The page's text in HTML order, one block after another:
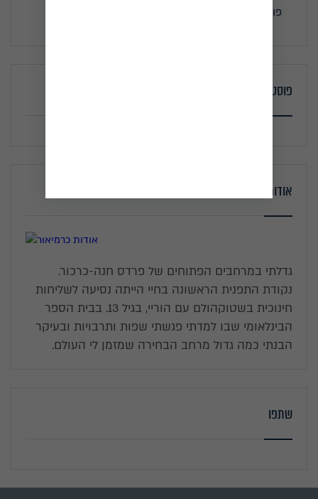
פודקאסטים
פוסטים אחרונים
אודות כרמיאור
גדלתי במרחבים הפתוחים של פרדס חנה-כרכור.
נקודת התפנית הראשונה בחיי הייתה נסיעה לשליחות
חינוכית בשטוקהולם עם הוריי, בגיל 13. בבית הספר
הבינלאומי שבו למדתי פגשתי שפות ותרבויות ובעיקר
הבנתי כמה גדול מרחב הבחירה שמזמן לי העולם.
שתפו